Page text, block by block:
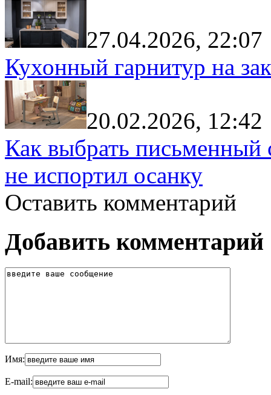
27.04.2026, 22:07
Кухонный гарнитур на
20.02.2026, 12:42
Как выбрать письменный
не испортил осанку
Оставить комментарий
Добавить комментарий
Имя:
E-mail: